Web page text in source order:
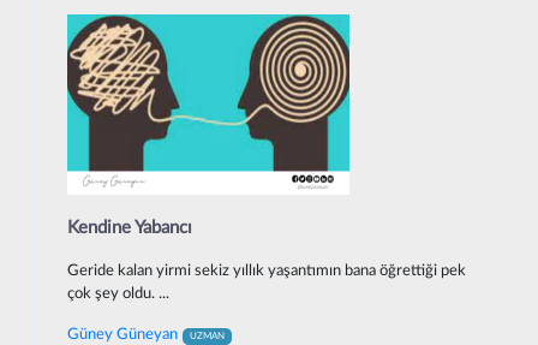
Kendine Yabancı
Geride kalan yirmi sekiz yıllık yaşantımın bana öğrettiği pek
çok şey oldu. ...
Güney Güneyan UZMAN